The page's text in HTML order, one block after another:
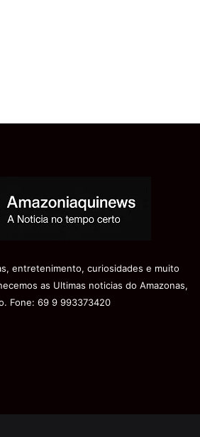
entretenimento, curiosidades e muito
as Ultimas noticias do Amazonas,
Fone: 69 9 993373420